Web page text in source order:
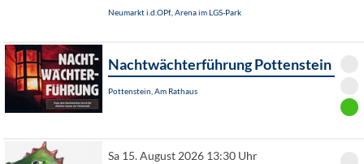
Neumarkt i.d.OPf., Arena im LGS-Park
Nachtwächterführung Pottenstein
Pottenstein, Am Rathaus
Sa 15. August 2026 13:30 Uhr